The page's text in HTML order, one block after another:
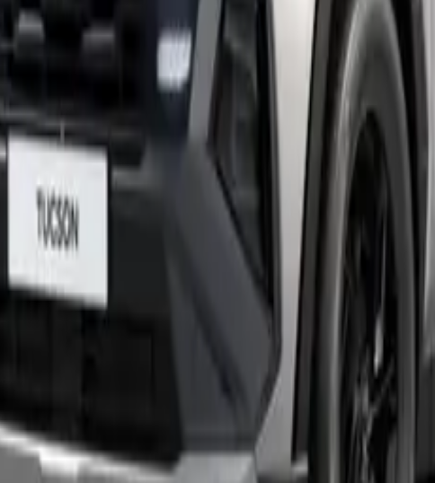
412 01
za účelem vyřízení mé poptávky. Odeslat poptávku